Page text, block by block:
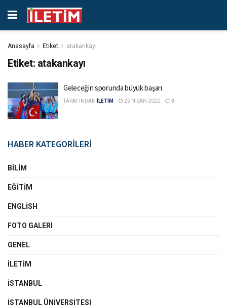
Anasayfa Etiket atakankayı
Etiket: atakankayı
Geleceğin sporunda büyük başarı
TARAFINDAN İLETİM 25 NISAN 2022 0
HABER KATEGORİLERİ
BILIM
EĞITIM
ENGLISH
FOTO GALERI
GENEL
İLETIM
İSTANBUL
İSTANBUL ÜNIVERSITESI